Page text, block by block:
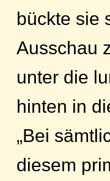
bückte sie
Ausschau
unter die
hinten in
„Bei
diesem